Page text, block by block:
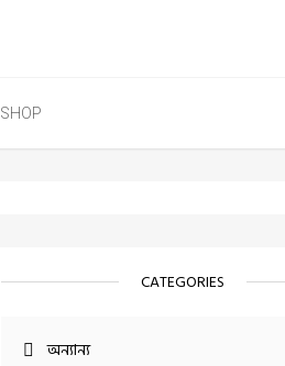
SHOP
CATEGORIES
অন্যান্য